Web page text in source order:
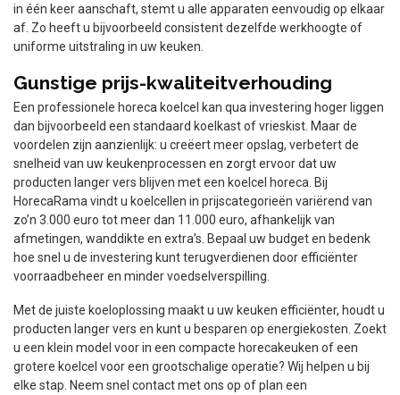
in één keer aanschaft, stemt u alle apparaten eenvoudig op elkaar
af. Zo heeft u bijvoorbeeld consistent dezelfde werkhoogte of
uniforme uitstraling in uw keuken.
Gunstige prijs-kwaliteitverhouding
Een professionele horeca koelcel kan qua investering hoger liggen
dan bijvoorbeeld een standaard koelkast of vrieskist. Maar de
voordelen zijn aanzienlijk: u creëert meer opslag, verbetert de
snelheid van uw keukenprocessen en zorgt ervoor dat uw
producten langer vers blijven met een koelcel horeca. Bij
HorecaRama vindt u koelcellen in prijscategorieën variërend van
zo’n 3.000 euro tot meer dan 11.000 euro, afhankelijk van
afmetingen, wanddikte en extra’s. Bepaal uw budget en bedenk
hoe snel u de investering kunt terugverdienen door efficiënter
voorraadbeheer en minder voedselverspilling.
Met de juiste koeloplossing maakt u uw keuken efficiënter, houdt u
producten langer vers en kunt u besparen op energiekosten. Zoekt
u een klein model voor in een compacte horecakeuken of een
grotere koelcel voor een grootschalige operatie? Wij helpen u bij
elke stap. Neem snel contact met ons op of plan een